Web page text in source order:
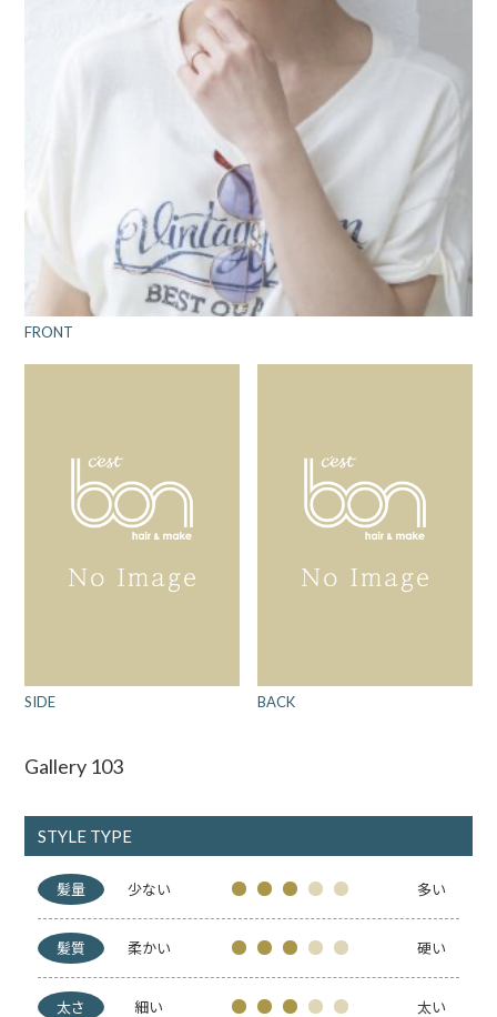
FRONT
SIDE BACK
Gallery 103
STYLE TYPE
髪量 少ない 多い
髪質 柔かい 硬い
太さ 細い 太い